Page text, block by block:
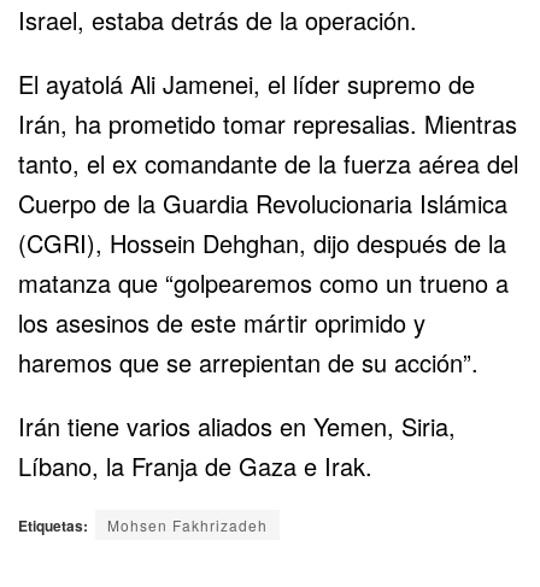
Israel, estaba detrás de la operación.
El ayatolá Ali Jamenei, el líder supremo de
Irán, ha prometido tomar represalias. Mientras
tanto, el ex comandante de la fuerza aérea del
Cuerpo de la Guardia Revolucionaria Islámica
(CGRI), Hossein Dehghan, dijo después de la
matanza que “golpearemos como un trueno a
los asesinos de este mártir oprimido y
haremos que se arrepientan de su acción”.
Irán tiene varios aliados en Yemen, Siria,
Líbano, la Franja de Gaza e Irak.
Etiquetas: Mohsen Fakhrizadeh